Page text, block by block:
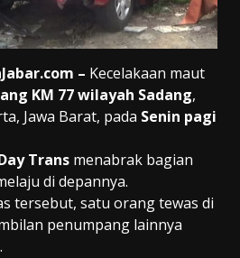
– Kecelakaan maut
KM 77 wilayah Sadang,
Jawa Barat, pada Senin pagi
Trans menabrak bagian
di depannya.
tersebut, satu orang tewas di
penumpang lainnya